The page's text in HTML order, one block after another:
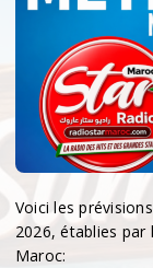
Voici les
2026, établies
Maroc: